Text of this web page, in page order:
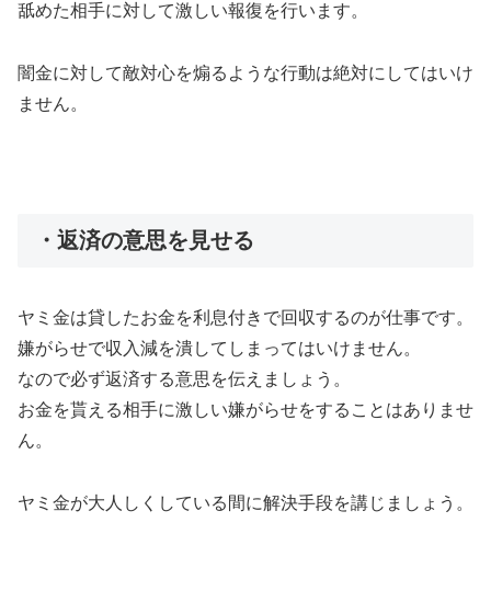
舐めた相手に対して激しい報復を行います。
闇金に対して敵対心を煽るような行動は絶対にしてはいけ
ません。
・返済の意思を見せる
ヤミ金は貸したお金を利息付きで回収するのが仕事です。
嫌がらせで収入減を潰してしまってはいけません。
なので必ず返済する意思を伝えましょう。
お金を貰える相手に激しい嫌がらせをすることはありませ
ん。
ヤミ金が大人しくしている間に解決手段を講じましょう。